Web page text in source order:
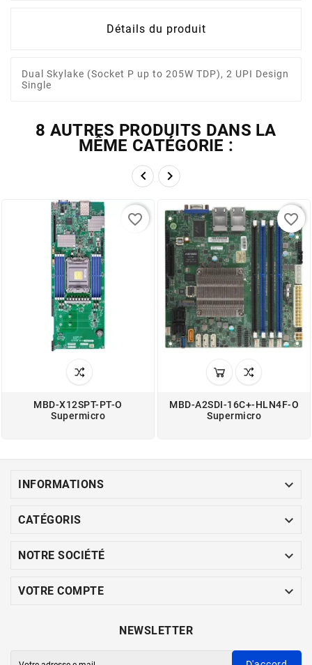
Détails du produit
Dual Skylake (Socket P up to 205W TDP), 2 UPI Design
Single
8 AUTRES PRODUITS DANS LA
MÊME CATÉGORIE :
 
MBD-X12SPT-PT-O
Supermicro
favorite_border
MBD-A2SDI-16C+-HLN4F-O
Supermicro
favorite_border
INFORMATIONS 
CATÉGORIS 
NOTRE SOCIÉTÉ 
VOTRE COMPTE 
NEWSLETTER